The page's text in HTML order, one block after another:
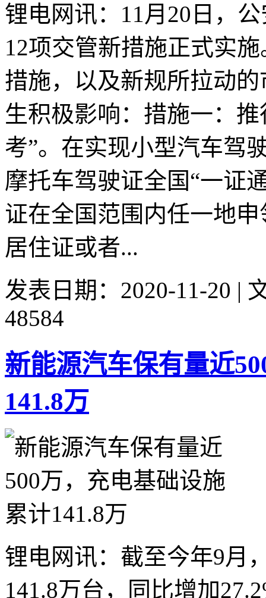
锂电网讯：11月20日，
12项交管新措施正式实
措施，以及新规所拉动
生积极影响：措施一：
考”。在实现小型汽车驾
摩托车驾驶证全国“一证
证在全国范围内任一地
居住证或者...
发表日期：2020-11-20 |
48584
新能源汽车保有量近
141.8万
锂电网讯：截至今年9月
141.8万台，同比增加